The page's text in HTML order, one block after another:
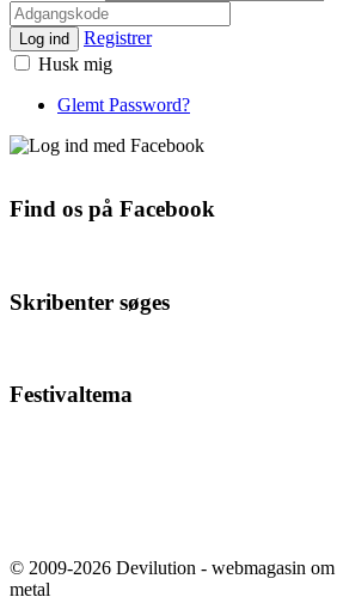
Log ind
Registrer
Husk mig
Glemt Password?
Find os på Facebook
Skribenter søges
Festivaltema
© 2009-2026 Devilution - webmagasin
metal